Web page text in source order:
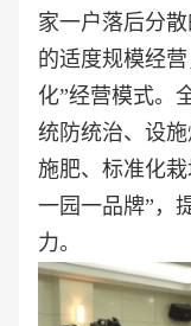
家一户落后分
的适度规模经
化”经营模式。
统防统治、设
施肥、标准化
一园一品牌”，
力。